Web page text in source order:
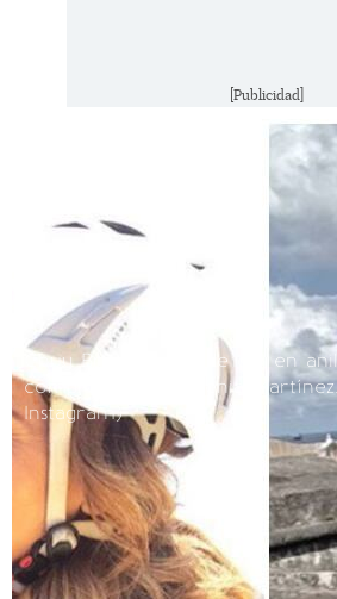
[Publicidad]
Chuy Bracamontes le dio en
compromiso a Lorenia Martínez.
Instagram)